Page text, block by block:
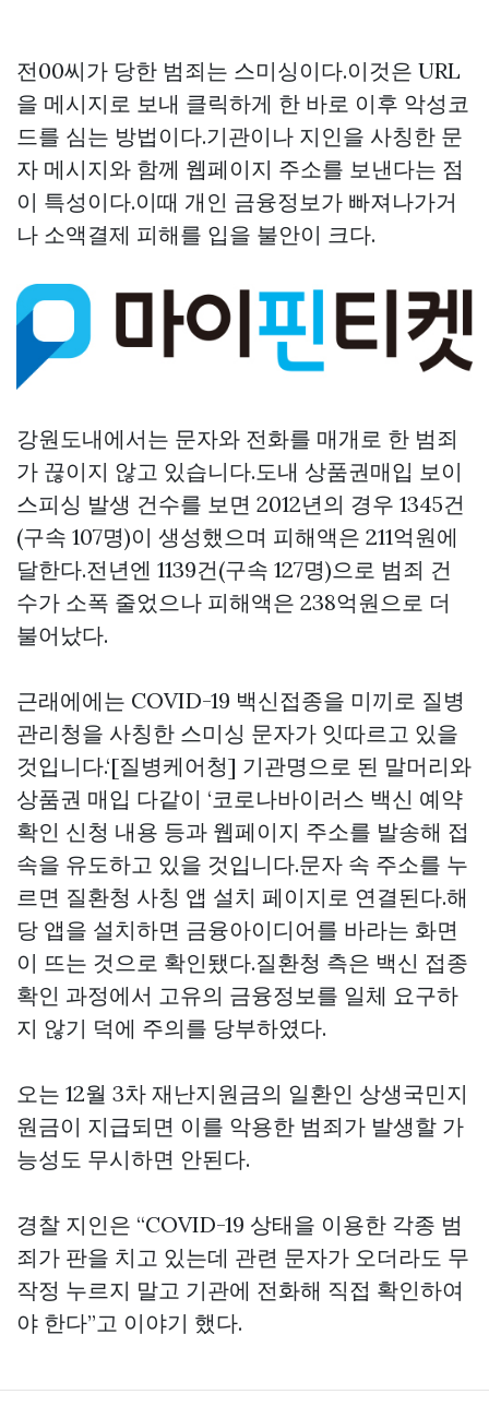
전00씨가 당한 범죄는 스미싱이다.이것은 URL
을 메시지로 보내 클릭하게 한 바로 이후 악성코
드를 심는 방법이다.기관이나 지인을 사칭한 문
자 메시지와 함께 웹페이지 주소를 보낸다는 점
이 특성이다.이때 개인 금융정보가 빠져나가거
나 소액결제 피해를 입을 불안이 크다.
강원도내에서는 문자와 전화를 매개로 한 범죄
가 끊이지 않고 있습니다.도내 상품권매입 보이
스피싱 발생 건수를 보면 2012년의 경우 1345건
(구속 107명)이 생성했으며 피해액은 211억원에
달한다.전년엔 1139건(구속 127명)으로 범죄 건
수가 소폭 줄었으나 피해액은 238억원으로 더
불어났다.
근래에에는 COVID-19 백신접종을 미끼로 질병
관리청을 사칭한 스미싱 문자가 잇따르고 있을
것입니다.‘[질병케어청] 기관명으로 된 말머리와
상품권 매입 다같이 ‘코로나바이러스 백신 예약
확인 신청 내용 등과 웹페이지 주소를 발송해 접
속을 유도하고 있을 것입니다.문자 속 주소를 누
르면 질환청 사칭 앱 설치 페이지로 연결된다.해
당 앱을 설치하면 금융아이디어를 바라는 화면
이 뜨는 것으로 확인됐다.질환청 측은 백신 접종
확인 과정에서 고유의 금융정보를 일체 요구하
지 않기 덕에 주의를 당부하였다.
오는 12월 3차 재난지원금의 일환인 상생국민지
원금이 지급되면 이를 악용한 범죄가 발생할 가
능성도 무시하면 안된다.
경찰 지인은 “COVID-19 상태을 이용한 각종 범
죄가 판을 치고 있는데 관련 문자가 오더라도 무
작정 누르지 말고 기관에 전화해 직접 확인하여
야 한다”고 이야기 했다.